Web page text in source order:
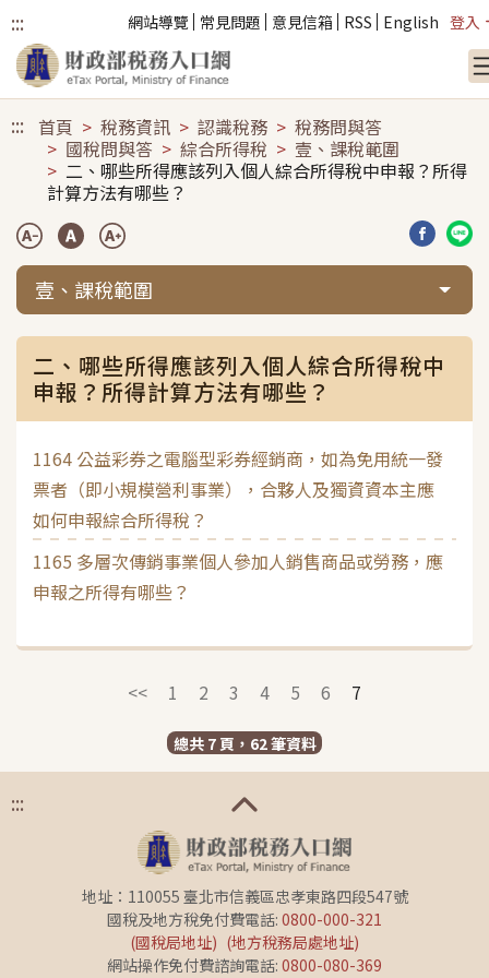
::: 網站導覽 常見問題 意見信箱 RSS English 登入
::: 首頁 稅務資訊 認識稅務
稅務問與答
國稅問與答
綜合所得稅
壹、課稅範圍
二、哪些所得應該列入個人綜合所得稅中申報？所得
計算方法有哪些？
分享到
分
壹、課稅範圍
二、哪些所得應該列入個人綜合所得稅中
申報？所得計算方法有哪些？
1164 公益彩券之電腦型彩券經銷商，如為免用統一發
票者（即小規模營利事業），合夥人及獨資資本主應
如何申報綜合所得稅？
1165 多層次傳銷事業個人參加人銷售商品或勞務，應
申報之所得有哪些？
<< 1 2 3 4 5 6 7
總共 7 頁，62 筆資料
:::
地址：110055 臺北市信義區忠孝東路四段547號
國稅及地方稅免付費電話: 0800-000-321
(國稅局地址) (地方稅務局處地址)
網站操作免付費諮詢電話: 0800-080-369